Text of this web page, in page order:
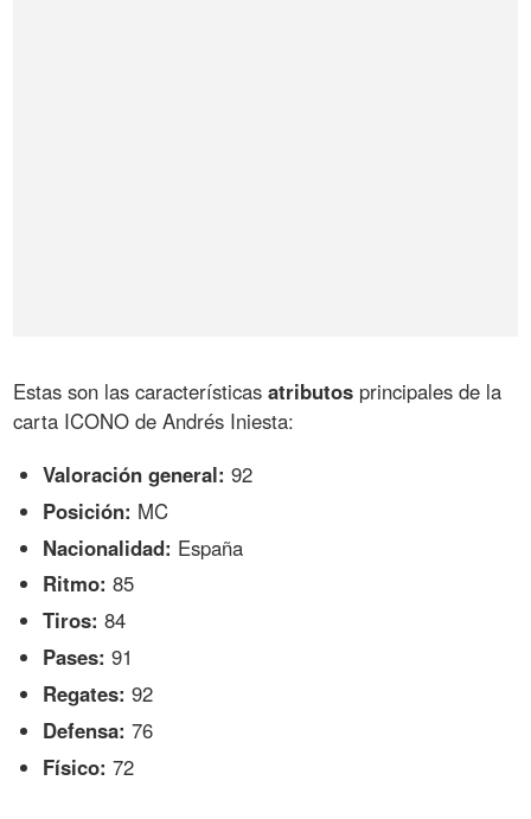
Estas son las característicasatributos principales de la
carta ICONO de Andrés Iniesta:
Valoración general: 92
Posición: MC
Nacionalidad: España
Ritmo: 85
Tiros: 84
Pases: 91
Regates: 92
Defensa: 76
Físico: 72